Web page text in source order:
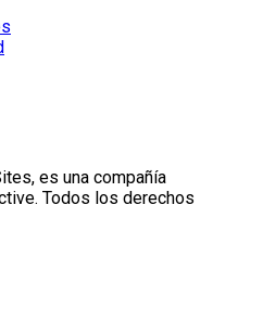
es una compañía
Todos los derechos